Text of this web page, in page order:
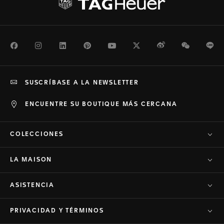
FacebookInstagramLinkedInPinterestYoutubeTwitterWeiboWeChat
ENCUENTRE SU BOUTIQUE MÁS CERCANA
SUSCRÍBASE A LA NEWSLETTER
COLECCIONES
LA MAISON
ASISTENCIA
PRIVACIDAD Y TÉRMINOS